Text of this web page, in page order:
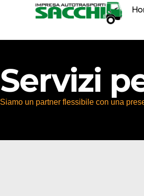
Servizi
Siamo un partner flessibile con una